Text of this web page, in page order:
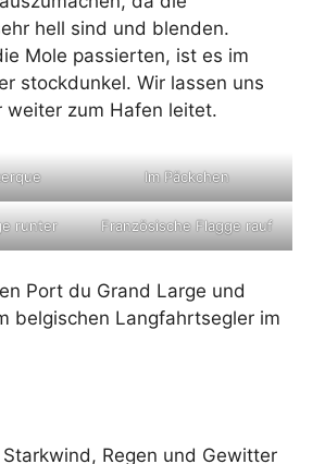
hell sind und blenden.
Mole passierten, ist es im
stockdunkel. Wir lassen uns
weiter zum Hafen leitet.
Im Päckchen
runter Französische Flagge rauf
Port du Grand Large und
belgischen Langfahrtsegler im
Regen und Gewitter